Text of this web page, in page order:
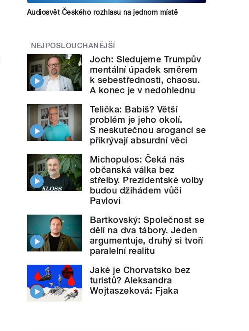
Audiosvět Českého rozhlasu na jednom místě
NEJPOSLOUCHANĚJŠÍ
Joch: Sledujeme Trumpův
mentální úpadek směrem
k sebestřednosti, chaosu.
A konec je v nedohlednu
Telička: Babiš? Větší
problém je jeho okolí.
S neskutečnou arogancí se
přikrývají absurdní věci
Michopulos: Čeká nás
občanská válka bez
střelby. Prezidentské volby
budou džihádem vůči
Pavlovi
Bartkovský: Společnost se
dělí na dva tábory. Jeden
argumentuje, druhý si tvoří
paralelní realitu
Jaké je Chorvatsko bez
turistů? Aleksandra
Wojtaszeková: Fjaka